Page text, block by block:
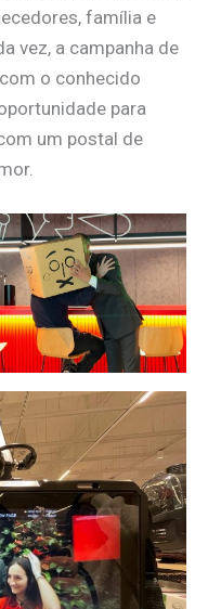
família e
vez, a campanha de
o conhecido
para
um postal de